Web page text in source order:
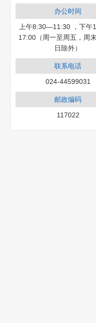
办公时间
上午8:30—11:30 ，下
17:00（周一至周五，周
日除外）
联系电话
024-44599031
邮政编码
117022